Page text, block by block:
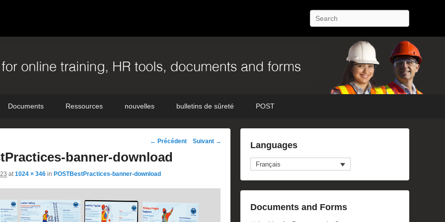
Recherche
Documents Ressources nouvelles bulletins de sûreté POST
Navigation
d'image
← Précédent Suivant →
banner-download
at1024 × 346 in POSTBestPractices-banner-download
Languages
Français
Documents and Forms